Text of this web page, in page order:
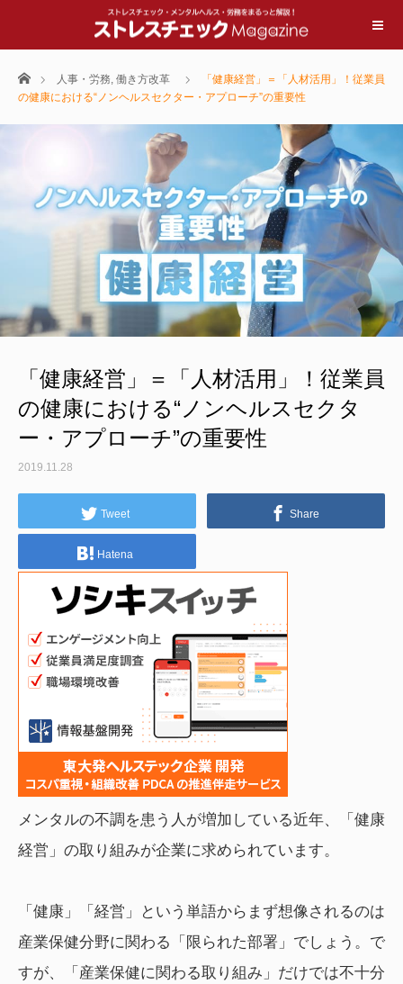
ホーム人事・労務, 働き方改革
「健康経営」＝「人材活用」！従業員
の健康における“ノンヘルスセクター・アプローチ”の重要性
「健康経営」＝「人材活用」！従業員
の健康における“ノンヘルスセクタ
ー・アプローチ”の重要性
2019.11.28
Tweet Share
Hatena
メンタルの不調を患う人が増加している近年、「健康
経営」の取り組みが企業に求められています。
「健康」「経営」という単語からまず想像されるのは
産業保健分野に関わる「限られた部署」でしょう。で
すが、「産業保健に関わる取り組み」だけでは不十分